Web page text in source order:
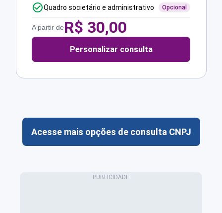
Quadro societário e administrativo Opcional
A partir deR$ 30,00
Personalizar consulta
Acesse mais opções de consulta CNPJ